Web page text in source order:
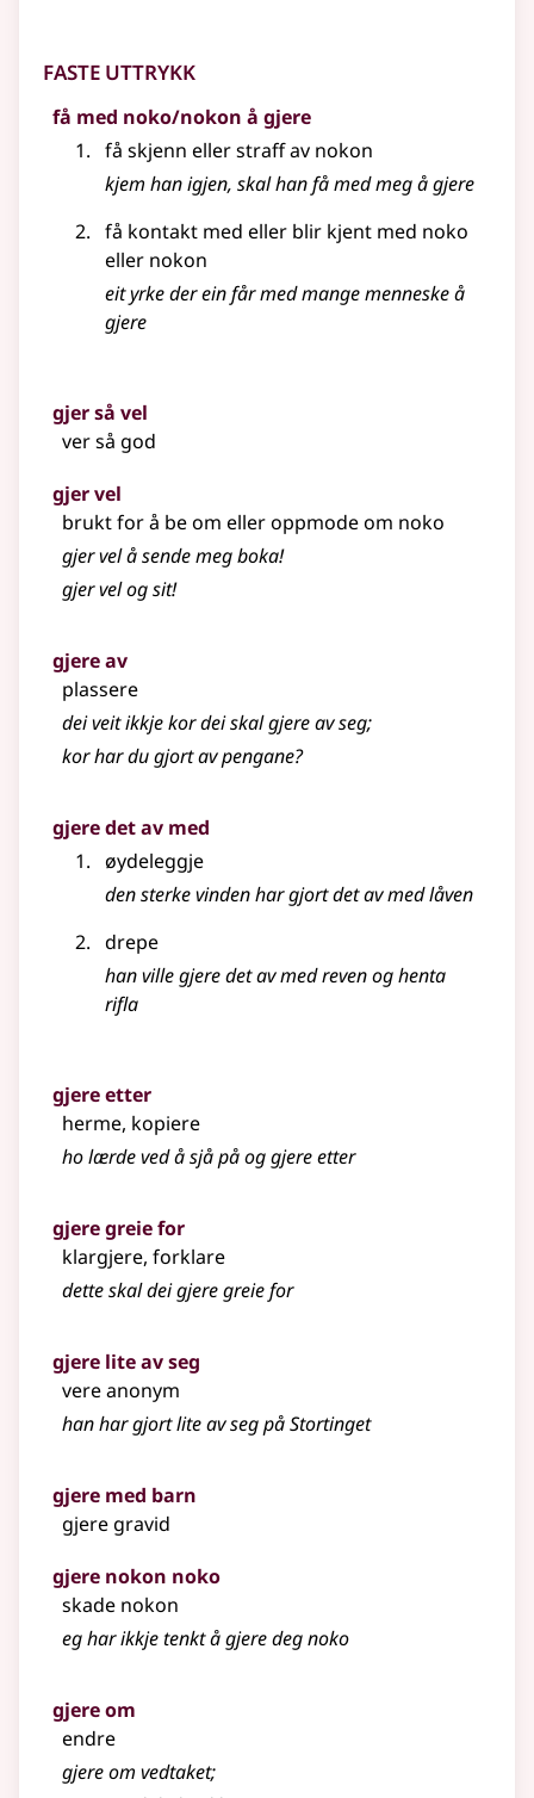
Faste uttrykk
få med noko/nokon å gjere
få skjenn eller straff av nokon
kjem han igjen, skal han få med meg å gjere
få kontakt med eller blir kjent med noko
eller nokon
eit yrke der ein får med mange menneske å
gjere
gjer så vel
ver så god
gjer vel
brukt for å be om eller oppmode om noko
gjer vel å sende meg boka!
gjer vel og sit!
gjere av
plassere
dei veit ikkje kor dei skal gjere av seg;
kor har du gjort av pengane?
gjere det av med
øydeleggje
den sterke vinden har gjort det av med låven
drepe
han ville gjere det av med reven og henta
rifla
gjere etter
herme, kopiere
ho lærde ved å sjå på og gjere etter
gjere greie for
klargjere, forklare
dette skal dei gjere greie for
gjere lite av seg
vere anonym
han har gjort lite av seg på Stortinget
gjere med barn
gjere gravid
gjere nokon noko
skade nokon
eg har ikkje tenkt å gjere deg noko
gjere om
endre
gjere om vedtaket;